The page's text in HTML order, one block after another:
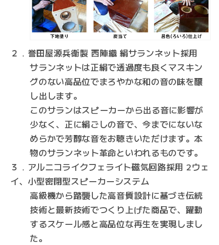
２．誉田屋源兵衛製 西陣織 絹サランネット採用
サランネットは正絹で透過度も良くマスキン
グのない高品位でまろやかな和の音の味を醸
し出します。
このサランはスピーカーから出る音に影響が
少なく、正に絹ごしの音で、今までにないな
めらかで芳醇な音をお聴きいただけます。本
物のサランネット革命といわれるものです。
３．アルニコライクフェライト磁気回路採用 2ウェ
イ、小型密閉型スピーカーシステム
高級機から踏襲した高音質設計に基づき伝統
技術と最新技術でつくり上げた商品で、躍動
するスケール感と高品位な再生を実現しまし
た。